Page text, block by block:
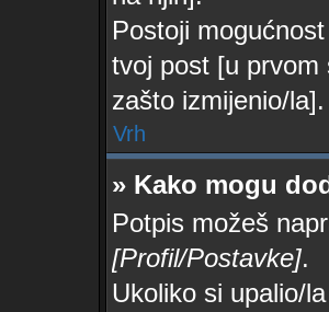
Postoji
tvoj post [u prvom
zašto izmijenio/la].
Vrh
» Kako mogu
Potpis možeš
[Profil/Postavke].
Ukoliko si upalio/